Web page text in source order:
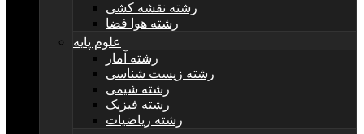
رشته نقشه کشی
رشته هوا فضا
علوم پایه
رشته آمار
رشته زیست شناسی
رشته شیمی
رشته فیزیک
رشته ریاضیات